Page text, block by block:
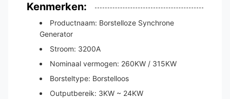
Kenmerken:
Productnaam: Borstelloze Synchrone
Generator
Stroom: 3200A
Nominaal vermogen: 260KW / 315KW
Borsteltype: Borstelloos
Outputbereik: 3KW ~ 24KW